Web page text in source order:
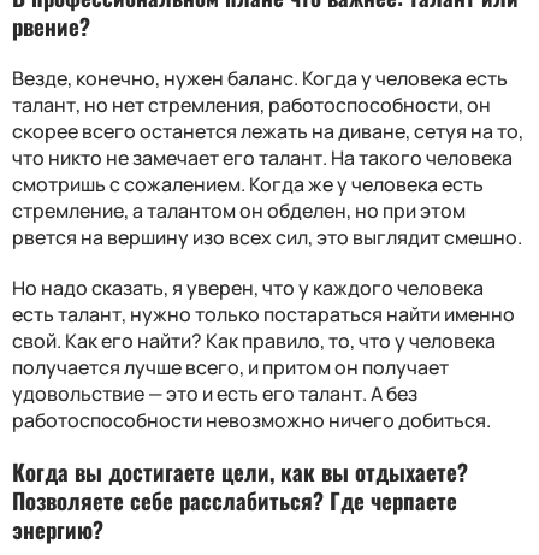
рвение?
Везде, конечно, нужен баланс. Когда у человека есть
талант, но нет стремления, работоспособности, он
скорее всего останется лежать на диване, сетуя на то,
что никто не замечает его талант. На такого человека
смотришь с сожалением. Когда же у человека есть
стремление, а талантом он обделен, но при этом
рвется на вершину изо всех сил, это выглядит смешно.
Но надо сказать, я уверен, что у каждого человека
есть талант, нужно только постараться найти именно
свой. Как его найти? Как правило, то, что у человека
получается лучше всего, и притом он получает
удовольствие — это и есть его талант. А без
работоспособности невозможно ничего добиться.
Когда вы достигаете цели, как вы отдыхаете?
Позволяете себе расслабиться? Где черпаете
энергию?